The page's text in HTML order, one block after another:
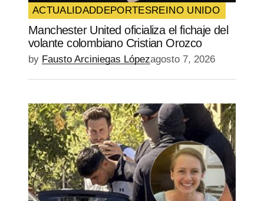
ACTUALIDADDEPORTESREINO UNIDO
Manchester United oficializa el fichaje del
volante colombiano Cristian Orozco
by Fausto Arciniegas Lópezagosto 7, 2026